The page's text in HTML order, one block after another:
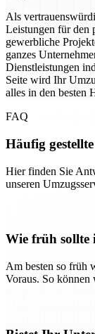
Als
Leistungen für den
gewerbliche
ganzes
Dienstleistungen
Seite wird Ihr
alles in den besten
FAQ
Häufig
Hier finden Sie
unseren
Wie früh sollte
Am besten so früh
Voraus. So